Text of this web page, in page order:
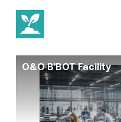
O&O B’BOT Facility